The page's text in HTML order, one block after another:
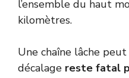
l’ensemble du haut
kilomètres.
Une chaîne lâche
décalage reste fatal